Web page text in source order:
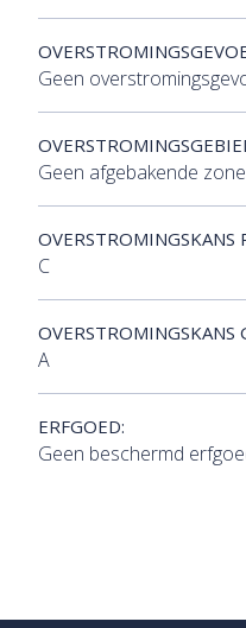
Geen
Geen afgebakende
OVERSTROMINGSKANS
C
OVERSTROMINGSKANS
A
ERFGOED:
Geen beschermd